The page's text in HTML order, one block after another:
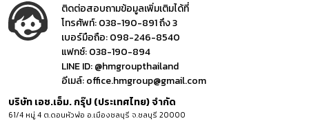
ติดต่อสอบถามข้อมูลเพิ่มเติมได้ที่
โทรศัพท์:038-190-891 ถึง 3
เบอร์มือถือ:098-246-8540
แฟกซ์:038-190-894
LINE ID:@hmgroupthailand
อีเมล์:office.hmgroup@gmail.com
บริษัท เอช.เอ็ม. กรุ๊ป (ประเทศไทย) จำกัด
61/4 หมู่ 4 ต.ดอนหัวฬ่อ อ.เมืองชลบุรี จ.ชลบุรี 20000